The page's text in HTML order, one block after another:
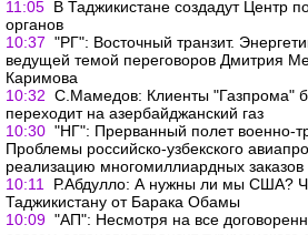
11:05 В Таджикистане создадут Центр
органов
10:37 "РГ": Восточный транзит.
ведущей темой переговоров Дмитрия
Каримова
10:32 С.Мамедов: Клиенты "Газпрома"
переходит на азербайджанский газ
10:30 "НГ": Прерванный полет военно-
Проблемы российско-узбекского
реализацию многомиллиардных заказов
10:11
Р.Абдулло: А нужны ли мы США?
Таджикистану от Барака Обамы
10:09 "АП": Несмотря на все